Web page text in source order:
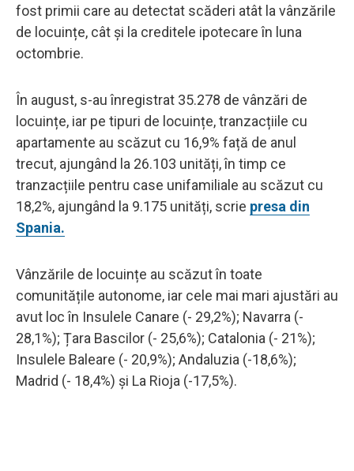
fost primii care au detectat scăderi atât la vânzările
de locuințe, cât și la creditele ipotecare în luna
octombrie.
În august, s-au înregistrat 35.278 de vânzări de
locuințe, iar pe tipuri de locuințe, tranzacțiile cu
apartamente au scăzut cu 16,9% față de anul
trecut, ajungând la 26.103 unități, în timp ce
tranzacțiile pentru case unifamiliale au scăzut cu
18,2%, ajungând la 9.175 unități, scrie presa din
Spania.
Vânzările de locuințe au scăzut în toate
comunitățile autonome, iar cele mai mari ajustări au
avut loc în Insulele Canare (- 29,2%); Navarra (-
28,1%); Țara Bascilor (- 25,6%); Catalonia (- 21%);
Insulele Baleare (- 20,9%); Andaluzia (-18,6%);
Madrid (- 18,4%) și La Rioja (-17,5%).